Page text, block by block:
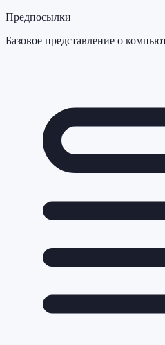
Предпосылки
Базовое представление о